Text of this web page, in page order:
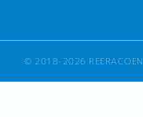
© 2018-2026 REERACOEN